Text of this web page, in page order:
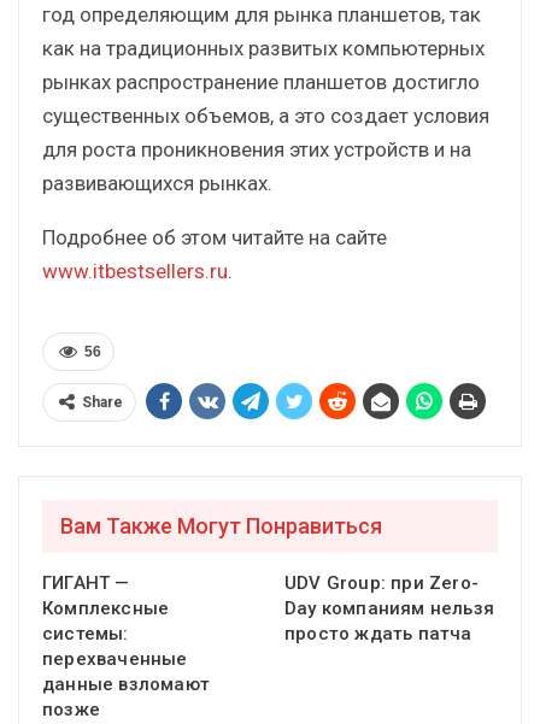
год определяющим для рынка планшетов, так
как на традиционных развитых компьютерных
рынках распространение планшетов достигло
существенных объемов, а это создает условия
для роста проникновения этих устройств и на
развивающихся рынках.
Подробнее об этом читайте на сайте
www.itbestsellers.ru.
56
Share
Вам Также Могут Понравиться
ГИГАНТ —
Комплексные
системы:
перехваченные
данные взломают
позже
UDV Group: при Zero-
Day компаниям нельзя
просто ждать патча